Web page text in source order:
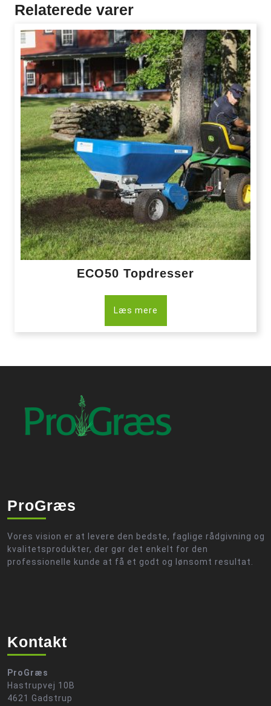
Relaterede varer
ECO50 Topdresser
Læs mere
ProGræs
Vores vision er at levere den bedste, faglige rådgivning og
kvalitetsprodukter, der gør det enkelt for den
professionelle kunde at få et godt og lønsomt resultat.
Kontakt
ProGræs
Hastrupvej 10B
4621 Gadstrup